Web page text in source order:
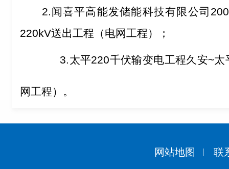
2.闻喜平高能发储能科技有限公司
220kV送出工程（电网工程）；
3.太平220千伏输变电工程久安~太
网工程）。
网站地图 联